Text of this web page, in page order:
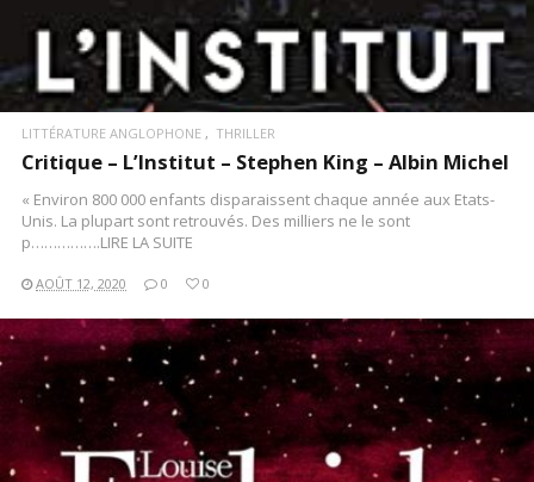
LITTÉRATURE ANGLOPHONE THRILLER
Critique – L’Institut – Stephen King – Albin Michel
« Environ 800 000 enfants disparaissent chaque année aux Etats-
Unis. La plupart sont retrouvés. Des milliers ne le sont
p…………….LIRE LA SUITE
AOÛT 12, 2020 0 0